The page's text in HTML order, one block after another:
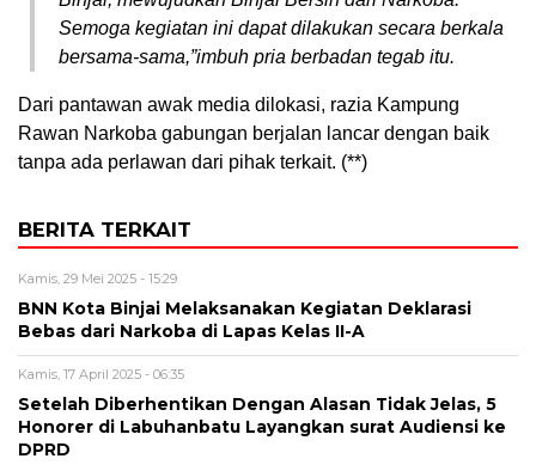
Semoga kegiatan ini dapat dilakukan secara berkala
bersama-sama,”imbuh pria berbadan tegab itu.
Dari pantawan awak media dilokasi, razia Kampung
Rawan Narkoba gabungan berjalan lancar dengan baik
tanpa ada perlawan dari pihak terkait. (**)
BERITA TERKAIT
Kamis, 29 Mei 2025 - 15:29
BNN Kota Binjai Melaksanakan Kegiatan Deklarasi
Bebas dari Narkoba di Lapas Kelas II-A
Kamis, 17 April 2025 - 06:35
Setelah Diberhentikan Dengan Alasan Tidak Jelas, 5
Honorer di Labuhanbatu Layangkan surat Audiensi ke
DPRD